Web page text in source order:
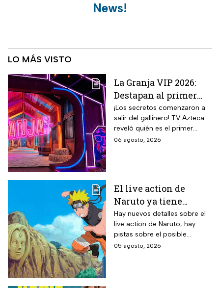
News!
LO MÁS VISTO
La Granja VIP 2026:
Destapan al primer
participante del
reality más viral de la
televisión mexicana
¡Los secretos comenzaron a
salir del gallinero! TV Azteca
reveló quién es el primer
granjero confirmado para la
06 agosto, 2026
El live action de
Naruto ya tiene
director y así avanza
el casting de la
película
Hay nuevos detalles sobre el
live action de Naruto, hay
pistas sobre el posible
enfoque de la historia y
05 agosto, 2026